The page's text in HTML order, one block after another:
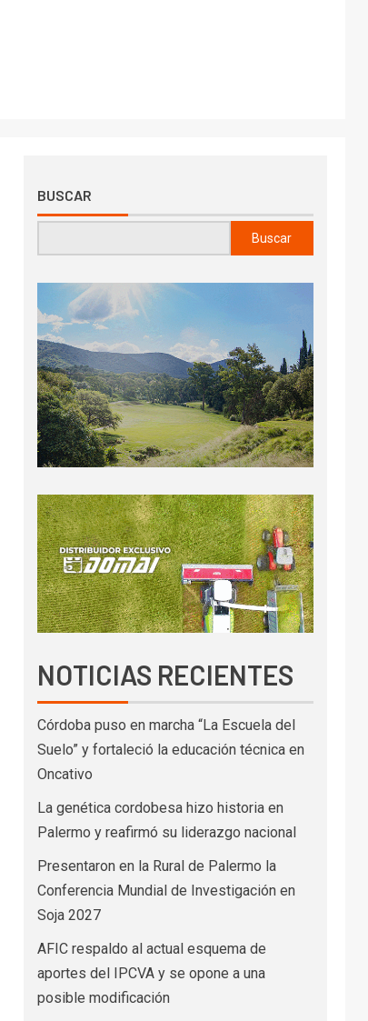
BUSCAR
Buscar
NOTICIAS RECIENTES
Córdoba puso en marcha “La Escuela del
Suelo” y fortaleció la educación técnica en
Oncativo
La genética cordobesa hizo historia en
Palermo y reafirmó su liderazgo nacional
Presentaron en la Rural de Palermo la
Conferencia Mundial de Investigación en
Soja 2027
AFIC respaldo al actual esquema de
aportes del IPCVA y se opone a una
posible modificación